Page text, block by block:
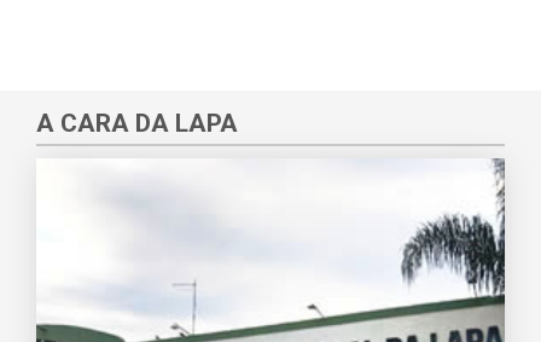
A CARA DA LAPA